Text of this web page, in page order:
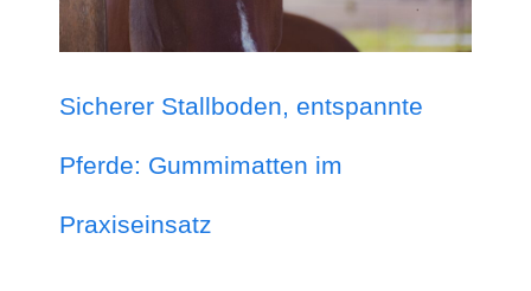
Sicherer Stallboden, entspannte
Pferde: Gummimatten im
Praxiseinsatz